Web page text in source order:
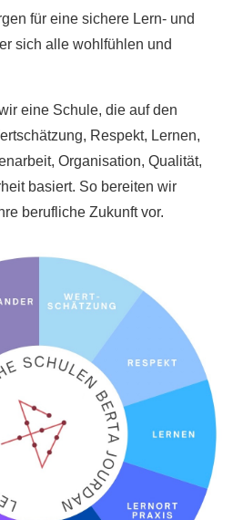
für eine sichere Lern- und
sich alle wohlfühlen und
eine Schule, die auf den
Respekt, Lernen,
Organisation, Qualität,
basiert. So bereiten wir
berufliche Zukunft vor.